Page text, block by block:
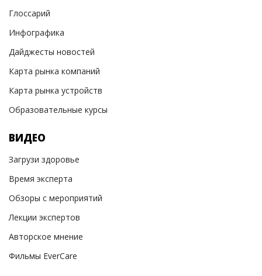
Глоссарий
Инфографика
Дайджесты новостей
Карта рынка компаний
Карта рынка устройств
Образовательные курсы
ВИДЕО
Загрузи здоровье
Время эксперта
Обзоры с мероприятий
Лекции экспертов
Авторское мнение
Фильмы EverCare